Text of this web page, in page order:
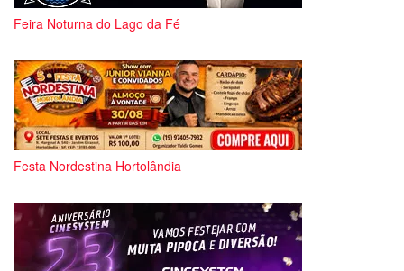
Feira Noturna do Lago da Fé
Festa Nordestina Hortolândia